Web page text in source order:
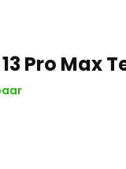
Pro Max